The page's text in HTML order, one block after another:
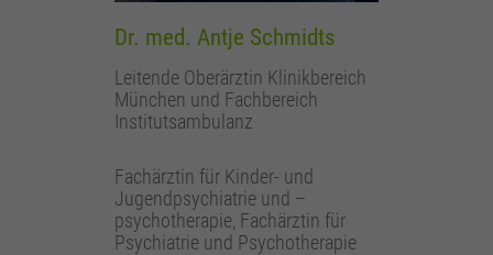
Dr. med. Antje Schmidts
Leitende Oberärztin Klinikbereich
München und Fachbereich
Institutsambulanz
Fachärztin für Kinder- und
Jugendpsychiatrie und –
psychotherapie, Fachärztin für
Psychiatrie und Psychotherapie